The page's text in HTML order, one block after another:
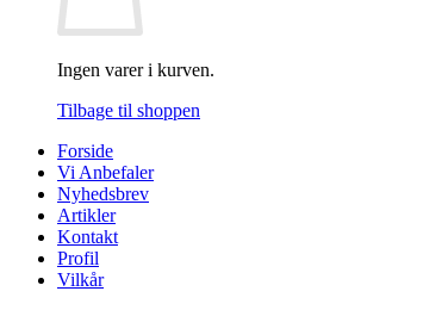
Ingen varer i kurven.
Tilbage til shoppen
Forside
Vi Anbefaler
Nyhedsbrev
Artikler
Kontakt
Profil
Vilkår